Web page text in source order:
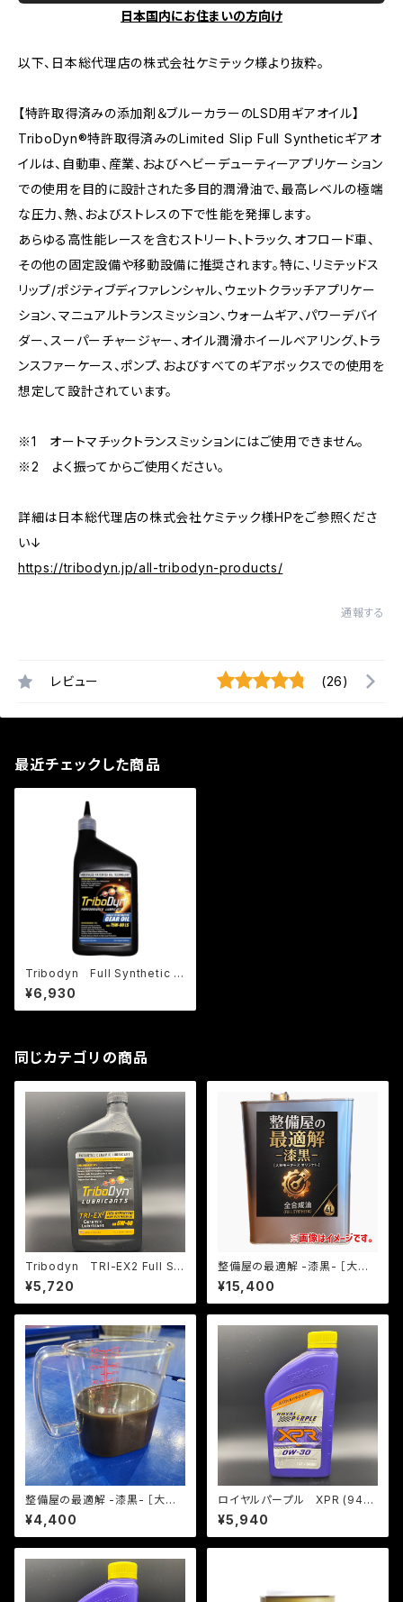
日本国内にお住まいの方向け
以下、日本総代理店の株式会社ケミテック様より抜粋。
【特許取得済みの添加剤＆ブルーカラーのLSD用ギアオイル】
TriboDyn®特許取得済みのLimited Slip Full Syntheticギアオ
イルは、自動車、産業、およびヘビーデューティーアプリケーション
での使用を目的に設計された多目的潤滑油で、最高レベルの極端
な圧力、熱、およびストレスの下で性能を発揮します。
あらゆる高性能レースを含むストリート、トラック、オフロード車、
その他の固定設備や移動設備に推奨されます。特に、リミテッドス
リップ/ポジティブディファレンシャル、ウェットクラッチアプリケー
ション、マニュアルトランスミッション、ウォームギア、パワーデバイ
ダー、スーパーチャージャー、オイル潤滑ホイールベアリング、トラ
ンスファーケース、ポンプ、およびすべてのギアボックスでの使用を
想定して設計されています。
※1 オートマチックトランスミッションにはご使用できません。
※2 よく振ってからご使用ください。
詳細は日本総代理店の株式会社ケミテック様HPをご参照くださ
い↓
https://tribodyn.jp/all-tribodyn-products/
通報する
レビュー (26)
最近チェックした商品
Tribodyn Full Synthetic G
ear Oil LSD 75W-90
¥6,930
同じカテゴリの商品
Tribodyn TRI-EX2 Full Sy
nthetic Motor Oil Heavy-D
uty
¥5,720
整備屋の最適解 -漆黒- ［大林
モータース オリジナルオイル］4
L
¥15,400
整備屋の最適解 -漆黒- ［大林
モータース オリジナルオイル］1
Lリサイクルボトル
¥4,400
ロイヤルパープル XPR (946
ml)
¥5,940